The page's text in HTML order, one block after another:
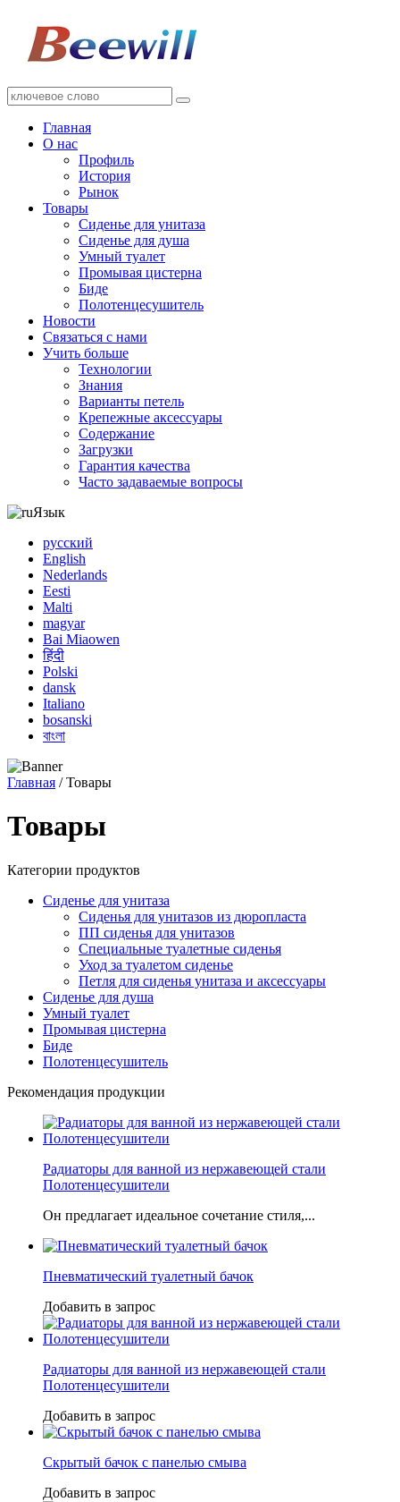
Главная
О нас
Профиль
История
Рынок
Товары
Сиденье для унитаза
Сиденье для душа
Умный туалет
Промывая цистерна
Биде
Полотенцесушитель
Новости
Связаться с нами
Учить больше
Технологии
Знания
Варианты петель
Крепежные аксессуары
Содержание
Загрузки
Гарантия качества
Часто задаваемые вопросы
Язык
русский
English
Nederlands
Eesti
Malti
magyar
Bai Miaowen
हिंदी
Polski
dansk
Italiano
bosanski
বাংলা
Главная / Товары
Товары
Категории продуктов
Сиденье для унитаза
Сиденья для унитазов из дюропласта
ПП сиденья для унитазов
Специальные туалетные сиденья
Уход за туалетом сиденье
Петля для сиденья унитаза и аксессуары
Сиденье для душа
Умный туалет
Промывая цистерна
Биде
Полотенцесушитель
Рекомендация продукции
Радиаторы для ванной из нержавеющей стали
Полотенцесушители
Он предлагает идеальное сочетание стиля,...
Пневматический туалетный бачок
Добавить в запрос
Радиаторы для ванной из нержавеющей стали
Полотенцесушители
Добавить в запрос
Скрытый бачок с панелью смыва
Добавить в запрос